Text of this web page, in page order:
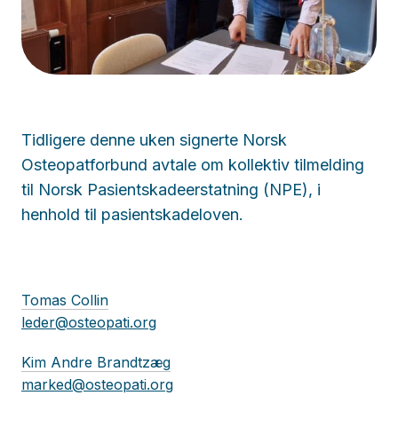
Tidligere denne uken signerte Norsk
Osteopatforbund avtale om kollektiv tilmelding
til Norsk Pasientskadeerstatning (NPE), i
henhold til pasientskadeloven.
Tomas Collin
leder@osteopati.org
Kim Andre Brandtzæg
marked@osteopati.org